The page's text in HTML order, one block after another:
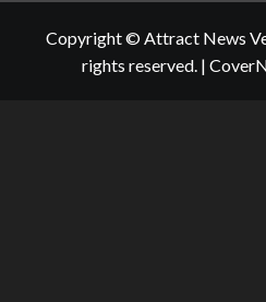
Copyright © Attract News
rights reserved. |